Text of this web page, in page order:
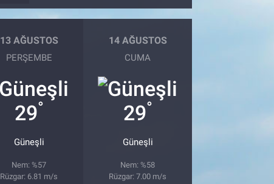
13 AĞUSTOS
PERŞEMBE
29°
Güneşli
Nem: %57
Rüzgar: 6.81 m/s
14 AĞUSTOS
CUMA
29°
Güneşli
Nem: %58
Rüzgar: 7.00 m/s